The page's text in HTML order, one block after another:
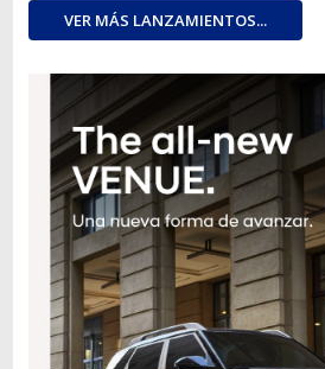
VER MÁS LANZAMIENTOS...